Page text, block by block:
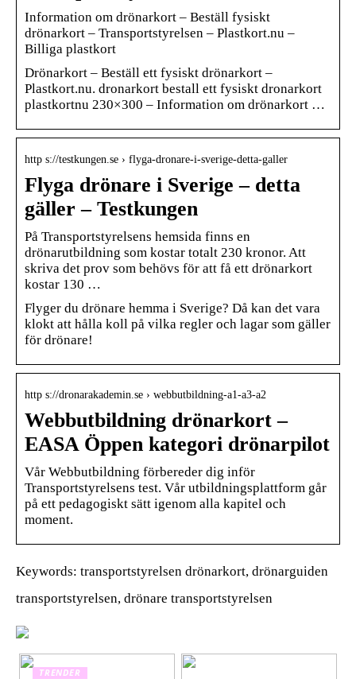
Information om drönarkort – Beställ fysiskt
drönarkort – Transportstyrelsen – Plastkort.nu –
Billiga plastkort
Drönarkort – Beställ ett fysiskt drönarkort –
Plastkort.nu. dronarkort bestall ett fysiskt dronarkort
plastkortnu 230×300 – Information om drönarkort …
http s://testkungen.se › flyga-dronare-i-sverige-detta-galler
Flyga drönare i Sverige – detta
gäller – Testkungen
På Transportstyrelsens hemsida finns en
drönarutbildning som kostar totalt 230 kronor. Att
skriva det prov som behövs för att få ett drönarkort
kostar 130 …
Flyger du drönare hemma i Sverige? Då kan det vara
klokt att hålla koll på vilka regler och lagar som gäller
för drönare!
http s://dronarakademin.se › webbutbildning-a1-a3-a2
Webbutbildning drönarkort –
EASA Öppen kategori drönarpilot
Vår Webbutbildning förbereder dig inför
Transportstyrelsens test. Vår utbildningsplattform går
på ett pedagogiskt sätt igenom alla kapitel och
moment.
Keywords: transportstyrelsen drönarkort, drönarguiden
transportstyrelsen, drönare transportstyrelsen
TRENDER